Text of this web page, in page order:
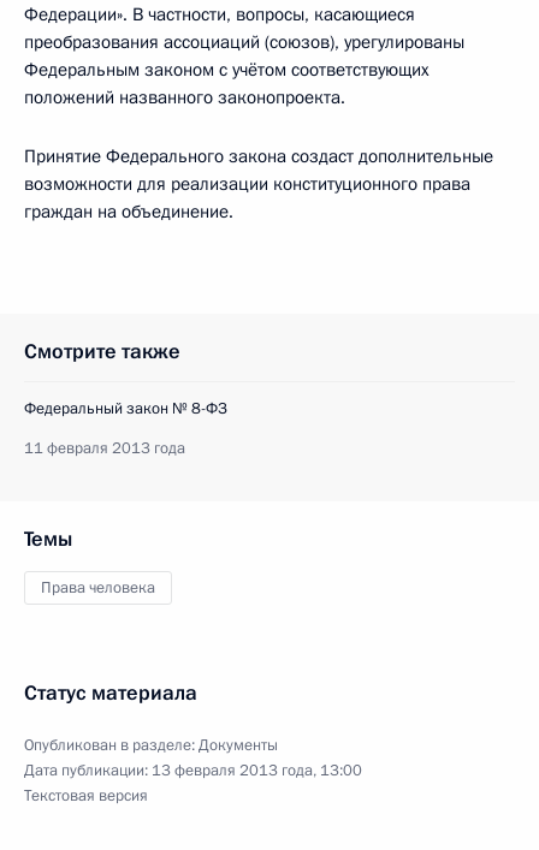
Федерации». В частности, вопросы, касающиеся
преобразования ассоциаций (союзов), урегулированы
Федеральным законом с учётом соответствующих
положений названного законопроекта.
Принятие Федерального закона создаст дополнительные
возможности для реализации конституционного права
граждан на объединение.
Смотрите также
Федеральный закон № 8-ФЗ
11 февраля 2013 года
Темы
Права человека
Статус материала
Опубликован в разделе:Документы
Дата публикации: 13 февраля 2013 года, 13:00
Текстовая версия